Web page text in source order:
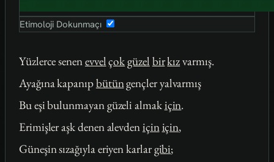
Etimoloji Dokunmaçı
Yüzlerce senenevvelçokgüzel birkızvarmış.
Ayağına kapanıpbütüngençler yalvarmış
Bu eşi bulunmayan güzeli almakiçin.
Erimişler aşk denen alevdeniçiniçin,
Güneşin sızağıyla eriyen karlargibi;